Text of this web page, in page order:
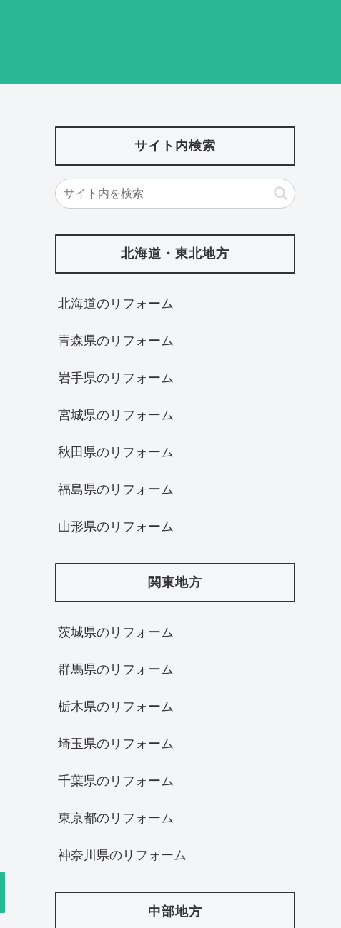
サイト内検索
北海道・東北地方
北海道‎のリフォーム
青森県のリフォーム
岩手県のリフォーム
宮城県のリフォーム
秋田県のリフォーム
福島県のリフォーム
山形県のリフォーム
関東地方
茨城県のリフォーム
群馬県のリフォーム
栃木県のリフォーム
埼玉県のリフォーム
千葉県のリフォーム
東京都のリフォーム
神奈川県のリフォーム
中部地方